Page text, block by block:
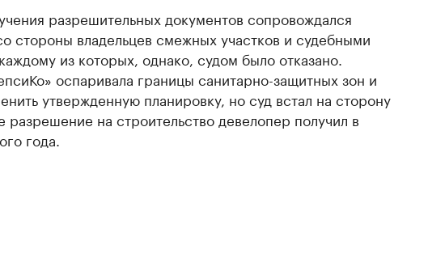
разрешительных документов сопровождался
стороны владельцев смежных участков и судебными
из которых, однако, судом было отказано.
оспаривала границы санитарно-защитных зон и
утвержденную планировку, но суд встал на сторону
разрешение на строительство девелопер получил в
года.